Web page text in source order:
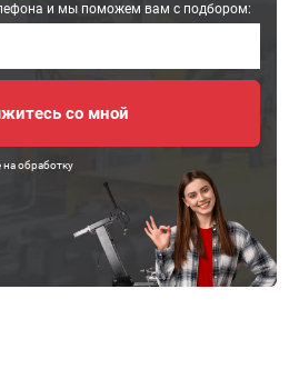
и мы поможем вам с подбором:
обработку